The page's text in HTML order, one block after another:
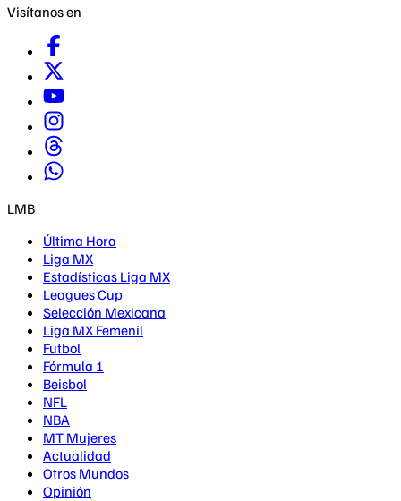
Visítanos en
LMB
Última Hora
Liga MX
Estadísticas Liga MX
Leagues Cup
Selección Mexicana
Liga MX Femenil
Futbol
Fórmula 1
Beisbol
NFL
NBA
MT Mujeres
Actualidad
Otros Mundos
Opinión